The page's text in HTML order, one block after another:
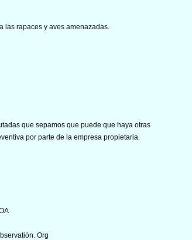
las rapaces y aves amenazadas.
que sepamos que puede que haya otras
por parte de la empresa propietaria.
Org